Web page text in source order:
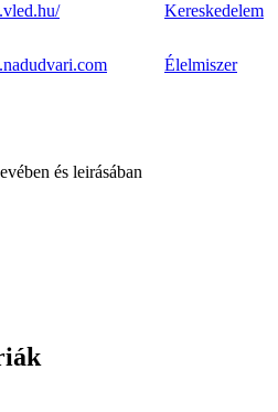
Kereskedelem
Élelmiszer
és leirásában